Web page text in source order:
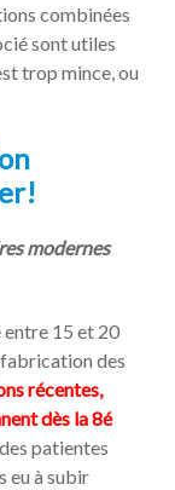
combinées
sont utiles
trop mince, ou
modernes
entre 15 et 20
des
récentes,
dès la 8é
patientes
eu à subir